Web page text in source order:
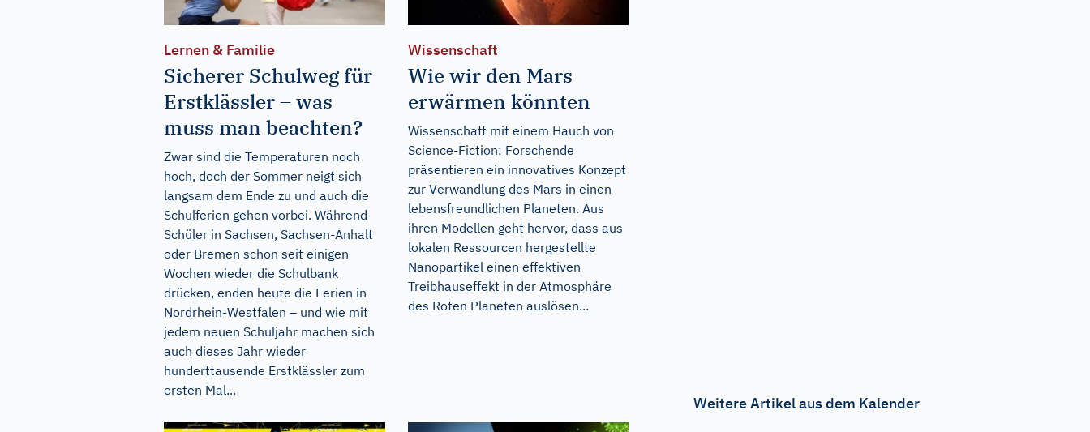
Lernen & Familie
Sicherer Schulweg für
Erstklässler – was
muss man beachten?
Zwar sind die Temperaturen noch
hoch, doch der Sommer neigt sich
langsam dem Ende zu und auch die
Schulferien gehen vorbei. Während
Schüler in Sachsen, Sachsen-Anhalt
oder Bremen schon seit einigen
Wochen wieder die Schulbank
drücken, enden heute die Ferien in
Nordrhein-Westfalen – und wie mit
jedem neuen Schuljahr machen sich
auch dieses Jahr wieder
hunderttausende Erstklässler zum
ersten Mal...
Wissenschaft
Wie wir den Mars
erwärmen könnten
Wissenschaft mit einem Hauch von
Science-Fiction: Forschende
präsentieren ein innovatives Konzept
zur Verwandlung des Mars in einen
lebensfreundlichen Planeten. Aus
ihren Modellen geht hervor, dass aus
lokalen Ressourcen hergestellte
Nanopartikel einen effektiven
Treibhauseffekt in der Atmosphäre
des Roten Planeten auslösen...
Weitere Artikel aus dem Kalender